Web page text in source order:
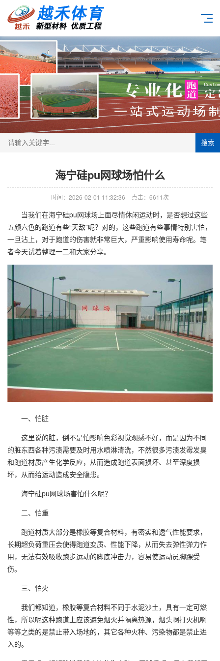
搜索
海宁硅pu网球场怕什么
时间：2026-02-01 11:32:36 点击：6611次
当我们在海宁硅pu网球场上面尽情休闲运动时，是否想过这些
五颜六色的跑道有些“天敌”呢？对的，这些跑道有些事情特别害怕，
一旦沾上，对于跑道的伤害就非常巨大，严重影响使用寿命呢。笔
者今天试着整理一二和大家分享。
一、怕脏
这里说的脏，倒不是怕影响色彩视觉观感不好，而是因为不同
的脏东西各种污渍需要及时用水喷淋清洗，不然很多污渍发霉发臭
和跑道材质产生化学反应，从而造成跑道表面损坏、甚至深度损
坏，从而给运动造成安全隐患。
海宁硅pu网球场害怕什么呢？
二、怕重
跑道材质大部分是橡胶等复合材料，有密实和透气性能要求，
长期超负荷重压会使得跑道变质、性能下降，从而失去弹性弹力作
用，无法有效吸收跑步运动的脚底冲击力，容易使运动员脚踝受
伤。
三、怕火
我们都知道，橡胶等复合材料不同于水泥沙土，具有一定可燃
性，所以呢这种跑道上应该避免烟火并隔离热源，烟头啊打火机啊
等等之类的是禁止带入场地的，其它各种火种、污染物都是禁止进
入的。